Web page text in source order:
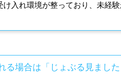
入れ環境が整っており、未経
る場合は「じょぶる見ました